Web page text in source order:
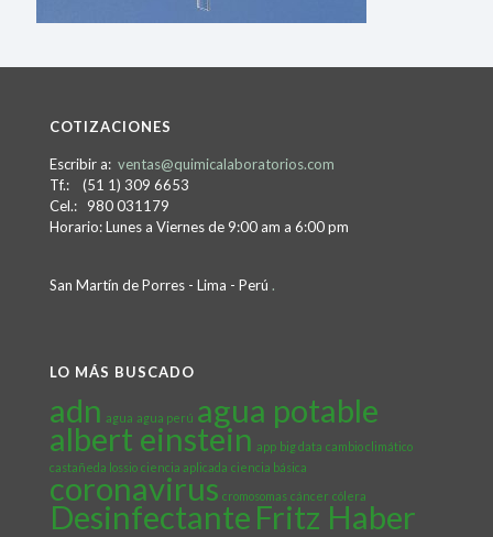
COTIZACIONES
Escribir a: ventas@quimicalaboratorios.com
Tf.: (51 1) 309 6653
Cel.: 980 031179
Horario: Lunes a Viernes de 9:00 am a 6:00 pm
San Martín de Porres - Lima - Perú .
LO MÁS BUSCADO
adn agua agua perú agua potable
albert einstein app big data cambio climático
castañeda lossio ciencia aplicada ciencia básica
coronavirus cromosomas cáncer cólera
Desinfectante Fritz Haber